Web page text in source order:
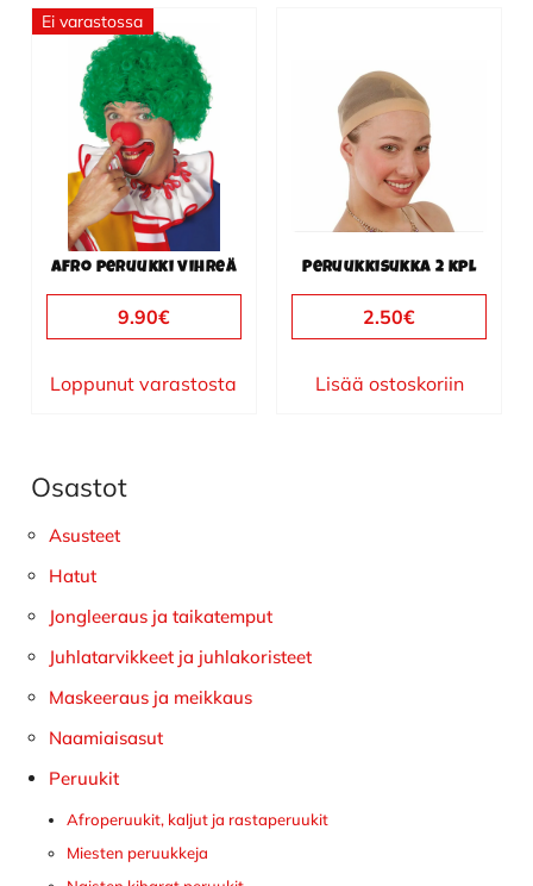
Ei varastossa
Afro peruukki vihreä
9.90€
Loppunut varastosta
Peruukkisukka 2 kpl
2.50€
Lisää ostoskoriin
Ensisijainen
sivupalkki
Osastot
Asusteet
Hatut
Jongleeraus ja taikatemput
Juhlatarvikkeet ja juhlakoristeet
Maskeeraus ja meikkaus
Naamiaisasut
Peruukit
Afroperuukit, kaljut ja rastaperuukit
Miesten peruukkeja